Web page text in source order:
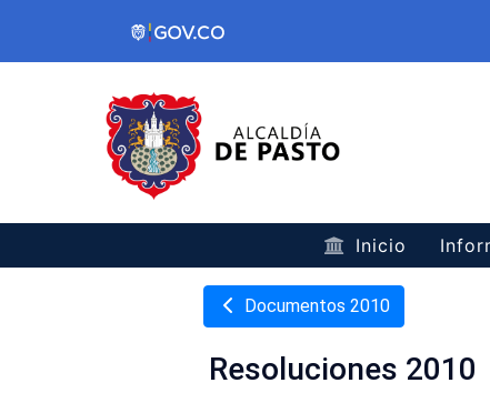
Inicio
Documentos 2010
Resoluciones 2010